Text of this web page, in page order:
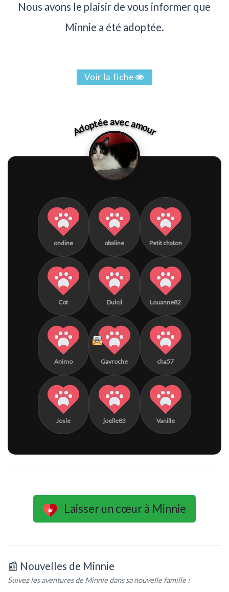
Nous avons le plaisir de vous informer que
Minnie a été adoptée.
Voir la fiche
Adoptée avec amour
ondine obaline Petit chaton
Cot Dulcil Louanne82
Animo Gavroche cha57
Josie joelle83 Vanille
Laisser un cœur à Minnie
📰 Nouvelles de Minnie
Suivez les aventures de Minnie dans sa nouvelle famille !